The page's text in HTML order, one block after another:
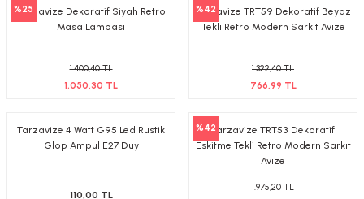
%25
Tarzavize Dekoratif Siyah Retro
Masa Lambası
1.400,40 TL
1.050,30 TL
%42
Tarzavize TRT59 Dekoratif Beyaz
Tekli Retro Modern Sarkıt Avize
1.322,40 TL
766,99 TL
Tarzavize 4 Watt G95 Led Rustik
Glop Ampul E27 Duy
110,00 TL
%42Tarzavize TRT53 Dekoratif
Eskitme Tekli Retro Modern Sarkıt
Avize
1.975,20 TL